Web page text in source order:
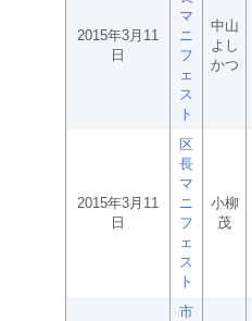
2015年3月11
日
マ
ニ
フ
ェ
ス
ト
中山
よし
かつ
2015年3月11
日
区
長
マ
ニ
フ
ェ
ス
ト
小柳
茂
市